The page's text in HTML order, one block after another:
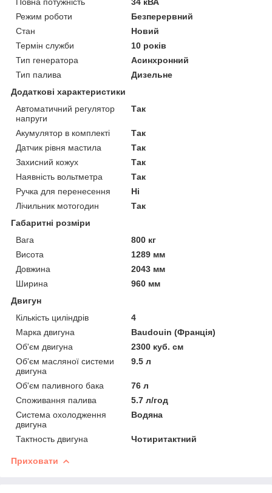
Режим роботи
Безперервний
Стан
Новий
Термін служби
10 років
Тип генератора
Асинхронний
Тип палива
Дизельне
Додаткові характеристики
Автоматичний регулятор
напруги
Так
Акумулятор в комплекті
Так
Датчик рівня мастила
Так
Захисний кожух
Так
Наявність вольтметра
Так
Ручка для перенесення
Ні
Лічильник мотогодин
Так
Габаритні розміри
Вага
800 кг
Висота
1289 мм
Довжина
2043 мм
Ширина
960 мм
Двигун
Кількість циліндрів
4
Марка двигуна
Baudouin (Франція)
Об'єм двигуна
2300 куб. см
Об'єм масляної системи
двигуна
9.5 л
Об'єм паливного бака
76 л
Споживання палива
5.7 л/год
Система охолодження
двигуна
Водяна
Тактность двигуна Чотиритактний
Приховати